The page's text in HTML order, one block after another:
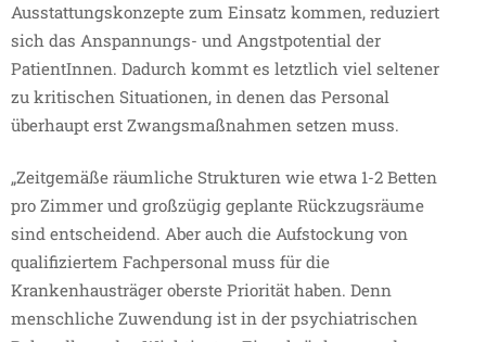
Ausstattungskonzepte zum Einsatz kommen, reduziert
sich das Anspannungs- und Angstpotential der
PatientInnen. Dadurch kommt es letztlich viel seltener
zu kritischen Situationen, in denen das Personal
überhaupt erst Zwangsmaßnahmen setzen muss.
„Zeitgemäße räumliche Strukturen wie etwa 1-2 Betten
pro Zimmer und großzügig geplante Rückzugsräume
sind entscheidend. Aber auch die Aufstockung von
qualifiziertem Fachpersonal muss für die
Krankenhausträger oberste Priorität haben. Denn
menschliche Zuwendung ist in der psychiatrischen